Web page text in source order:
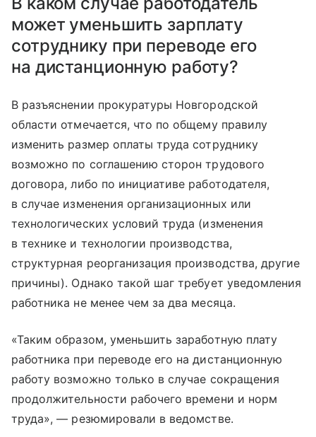
может уменьшить зарплату
сотруднику при переводе его
на дистанционную работу?
В разъяснении прокуратуры Новгородской
области отмечается, что по общему правилу
изменить размер оплаты труда сотруднику
возможно по соглашению сторон трудового
договора, либо по инициативе работодателя,
в случае изменения организационных или
технологических условий труда (изменения
в технике и технологии производства,
структурная реорганизация производства, другие
причины). Однако такой шаг требует уведомления
работника не менее чем за два месяца.
«Таким образом, уменьшить заработную плату
работника при переводе его на дистанционную
работу возможно только в случае сокращения
продолжительности рабочего времени и норм
труда», — резюмировали в ведомстве.